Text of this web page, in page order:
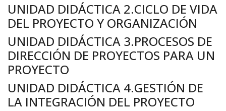
UNIDAD DIDÁCTICA 2.CICLO DE VIDA
DEL PROYECTO Y ORGANIZACIÓN
UNIDAD DIDÁCTICA 3.PROCESOS DE
DIRECCIÓN DE PROYECTOS PARA UN
PROYECTO
UNIDAD DIDÁCTICA 4.GESTIÓN DE
LA INTEGRACIÓN DEL PROYECTO